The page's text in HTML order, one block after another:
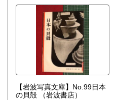
【岩波写真文庫】No.99日本
の貝殻
（岩波書店）